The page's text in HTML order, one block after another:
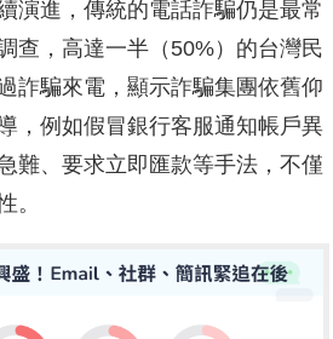
演進，傳統的電話詐騙仍是最常
查，高達一半（50%）的台灣民
詐騙來電，顯示詐騙集團依舊仰
，例如假冒銀行客服通知帳戶異
難、要求立即匯款等手法，不僅
。